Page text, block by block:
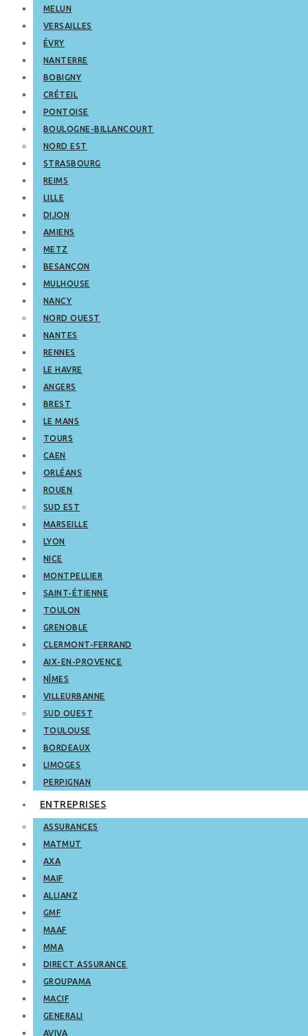
MELUN
VERSAILLES
ÉVRY
NANTERRE
BOBIGNY
CRÉTEIL
PONTOISE
BOULOGNE-BILLANCOURT
NORD EST
STRASBOURG
REIMS
LILLE
DIJON
AMIENS
METZ
BESANÇON
MULHOUSE
NANCY
NORD OUEST
NANTES
RENNES
LE HAVRE
ANGERS
BREST
LE MANS
TOURS
CAEN
ORLÉANS
ROUEN
SUD EST
MARSEILLE
LYON
NICE
MONTPELLIER
SAINT-ÉTIENNE
TOULON
GRENOBLE
CLERMONT-FERRAND
AIX-EN-PROVENCE
NÎMES
VILLEURBANNE
SUD OUEST
TOULOUSE
BORDEAUX
LIMOGES
PERPIGNAN
ENTREPRISES
ASSURANCES
MATMUT
AXA
MAIF
ALLIANZ
GMF
MAAF
MMA
DIRECT ASSURANCE
GROUPAMA
MACIF
GENERALI
AVIVA